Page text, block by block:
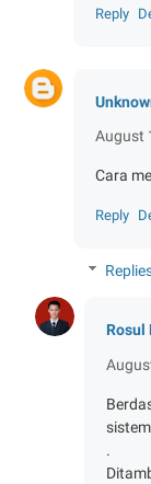
Reply
August
Cara
Reply
Rosul
.